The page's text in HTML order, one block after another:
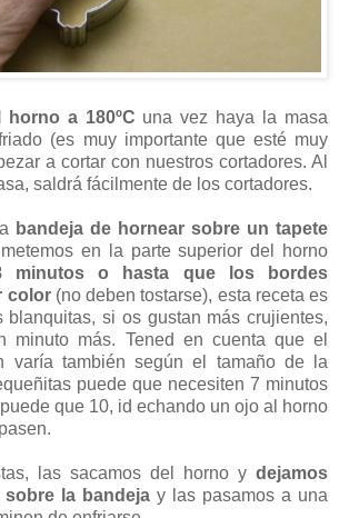
horno a 180ºC una vez haya la masa
(es muy importante que esté muy
a cortar con nuestros cortadores. Al
saldrá fácilmente de los cortadores.
bandeja de hornear sobre un tapete
en la parte superior del horno
minutos o hasta que los bordes
color(no deben tostarse), esta receta es
blanquitas, si os gustan más crujientes,
minuto más. Tened en cuenta que el
varía también según el tamaño de la
puede que necesiten 7 minutos
que 10, id echando un ojo al horno
las sacamos del horno y dejamos
la bandeja y las pasamos a una